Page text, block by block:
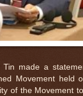
Tin made a
Movement held
of the Movement